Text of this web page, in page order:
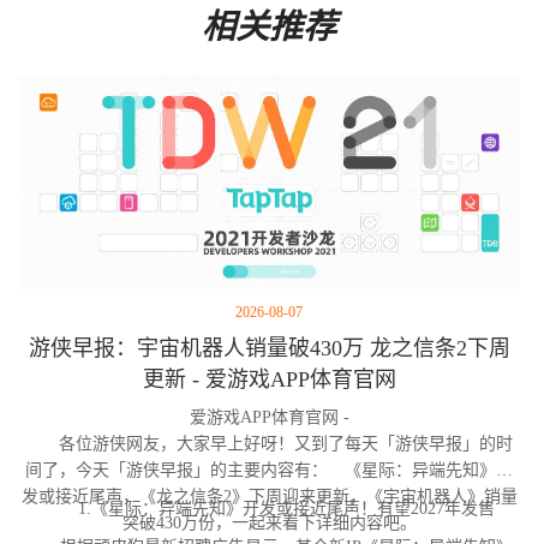
相关推荐
2026-08-07
游侠早报：宇宙机器人销量破430万 龙之信条2下周
更新 - 爱游戏APP体育官网
爱游戏APP体育官网 -
各位游侠网友，大家早上好呀！又到了每天「游侠早报」的时
间了，今天「游侠早报」的主要内容有： 《星际：异端先知》开
发或接近尾声，《龙之信条2》下周迎来更新，《宇宙机器人》销量
突破430万份，一起来看下详细内容吧。
1.《星际：异端先知》开发或接近尾声！有望2027年发售